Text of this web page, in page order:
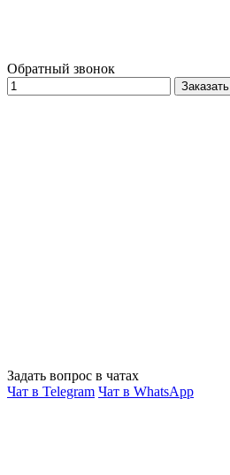
Обратный звонок
Заказать
Задать вопрос в чатах
Чат в Telegram Чат в WhatsApp